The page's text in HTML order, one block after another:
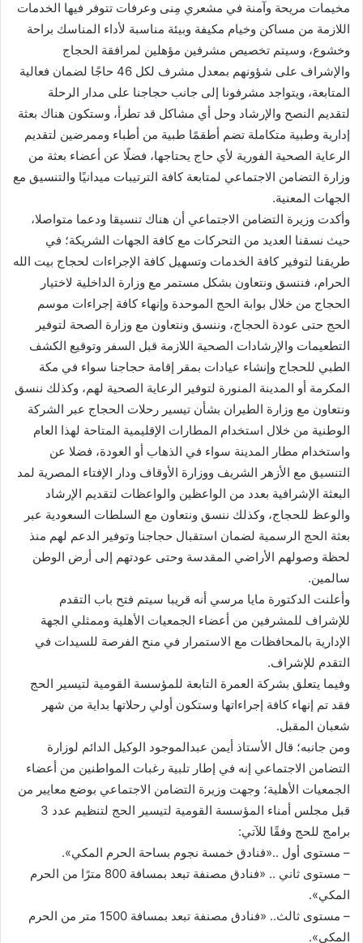
مخيمات مريحة وآمنة في مشعري مِنى وعرفات تتوفر فيها الخدمات
اللازمة من مساكن وخيام مكيفة وبيئة مناسبة لأداء المناسك براحة
وخشوع، وسيتم تخصيص مشرفين مؤهلين لمرافقة الحجاج
والإشراف على شؤونهم بمعدل مشرف لكل 46 حاجًا لضمان فعالية
المتابعة، ويتواجد مشرفونا إلى جانب حجاجنا على مدار الرحلة
لتقديم النصح والإرشاد وحل أي مشاكل قد تطرأ، وستكون هناك بعثة
إدارية وطبية متكاملة تضم أطقمًا طبية من أطباء وممرضين لتقديم
الرعاية الصحية الفورية لأي حاج يحتاجها، فضلًا عن أعضاء بعثة من
وزارة التضامن الاجتماعي لمتابعة كافة الترتيبات ميدانيًا والتنسيق مع
الجهات المعنية.
وأكدت وزيرة التضامن الاجتماعي أن هناك تنسيقا ودعما متواصلا،
حيث نسقنا العديد من التحركات مع كافة الجهات الشريكة؛ في
طريقنا لتوفير كافة الخدمات وتسهيل كافة الإجراءات لحجاج بيت الله
الحرام، فننسق ونتعاون بشكل مستمر مع وزارة الداخلية لاختيار
الحجاج من خلال بوابة الحج الموحدة وإنهاء كافة إجراءات موسم
الحج حتى عودة الحجاج، وننسق ونتعاون مع وزارة الصحة لتوفير
التطعيمات والإرشادات الصحية اللازمة قبل السفر وتوقيع الكشف
الطبي للحجاج وإنشاء عيادات بمقر إقامة حجاجنا سواء في مكة
المكرمة أو المدينة المنورة لتوفير الرعاية الصحية لهم، وكذلك ننسق
ونتعاون مع وزارة الطيران بشأن تيسير رحلات الحجاج عبر الشركة
الوطنية من خلال استخدام المطارات الإقليمية المتاحة لهذا العام
واستخدام مطار المدينة سواء في الذهاب أو العودة، فضلا عن
التنسيق مع الأزهر الشريف ووزارة الأوقاف ودار الإفتاء المصرية لمد
البعثة الإشرافية بعدد من الواعظين والواعظات لتقديم الإرشاد
والوعظ للحجاج، وكذلك ننسق ونتعاون مع السلطات السعودية عبر
بعثة الحج الرسمية لضمان استقبال حجاجنا وتوفير الدعم لهم منذ
لحظة وصولهم الأراضي المقدسة وحتى عودتهم إلى أرض الوطن
سالمين.
وأعلنت الدكتورة مايا مرسي أنه قريبا سيتم فتح باب التقدم
للإشراف للمشرفين من أعضاء الجمعيات الأهلية وممثلي الجهة
الإدارية بالمحافظات مع الاستمرار في منح الفرصة للسيدات في
التقدم للإشراف.
وفيما يتعلق بشركة العمرة التابعة للمؤسسة القومية لتيسير الحج
فقد تم إنهاء كافة إجراءاتها وستكون أولي رحلاتها بداية من شهر
شعبان المقبل.
ومن جانبه؛ قال الأستاذ أيمن عبدالموجود الوكيل الدائم لوزارة
التضامن الاجتماعي إنه في إطار تلبية رغبات المواطنين من أعضاء
الجمعيات الأهلية؛ وجهت وزيرة التضامن الاجتماعي بوضع معايير من
قبل مجلس أمناء المؤسسة القومية لتيسير الحج لتنظيم عدد 3
برامج للحج وفقًا للآتي:
– مستوى أول ..«فنادق خمسة نجوم بساحة الحرم المكي».
– مستوى ثاني .. «فنادق مصنفة تبعد بمسافة 800 مترًا من الحرم
المكي».
– مستوى ثالث.. «فنادق مصنفة تبعد بمسافة 1500 متر من الحرم
المكي».